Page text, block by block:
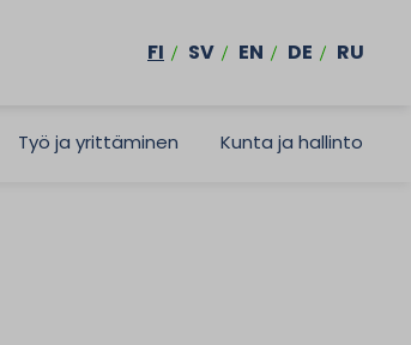
FI SV EN DE RU
Työ ja yrittäminen Kunta ja hallinto